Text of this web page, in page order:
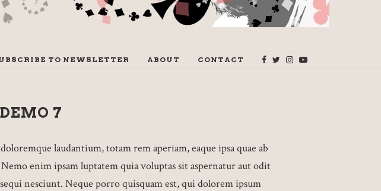
TO NEWSLETTER ABOUT CONTACT
7
laudantium, totam rem aperiam, eaque ipsa quae ab
enim ipsam luptatem quia voluptas sit aspernatur aut odit
nesciunt. Neque porro quisquam est, qui dolorem ipsum